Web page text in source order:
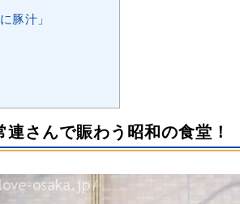
豚汁」
さんで賑わう昭和の食堂！